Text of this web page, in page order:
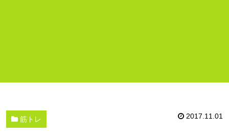
筋トレ 2017.11.01